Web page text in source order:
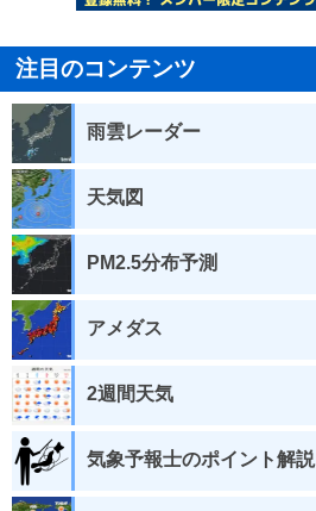
注目のコンテンツ
雨雲レーダー
天気図
PM2.5分布予測
アメダス
2週間天気
気象予報士のポイント解説